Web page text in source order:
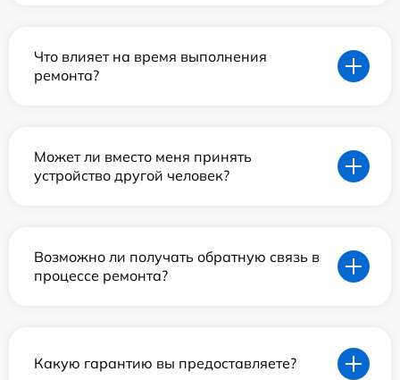
Что влияет на время выполнения
ремонта?
Может ли вместо меня принять
устройство другой человек?
Возможно ли получать обратную связь в
процессе ремонта?
Какую гарантию вы предоставляете?